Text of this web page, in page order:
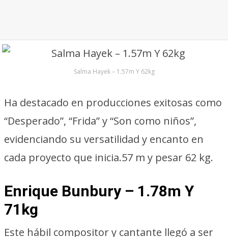
Salma Hayek – 1.57m Y 62kg
Ha destacado en producciones exitosas como
“Desperado”, “Frida” y “Son como niños”,
evidenciando su versatilidad y encanto en
cada proyecto que inicia.57 m y pesar 62 kg.
Enrique Bunbury – 1.78m Y
71kg
Este hábil compositor y cantante llegó a ser